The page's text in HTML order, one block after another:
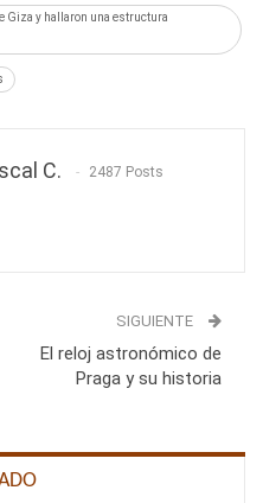
Giza y hallaron una estructura
C. 2487 Posts
SIGUIENTE
El reloj astronómico de
Praga y su historia